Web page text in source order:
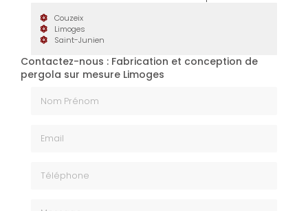
Couzeix
Limoges
Saint-Junien
Contactez-nous : Fabrication et conception de
pergola sur mesure Limoges